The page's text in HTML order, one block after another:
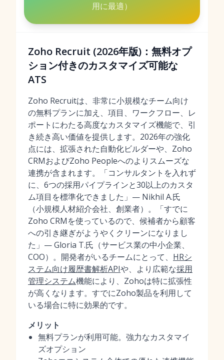
用に最適）
Zoho Recruit (2026年版)：無料オプ
ション付きのカスタマイズ可能な
ATS
Zoho Recruitは、非常に小規模なチーム向け
の無料プランに加え、項目、ワークフロー、レ
ポートにわたる高度なカスタマイズ機能で、引
き続き高い価値を提供します。2026年の強化
点には、拡張された自動化ビルダーや、Zoho
CRMおよびZoho Peopleへのよりスムーズな
連携が含まれます。「コンサルタントを入れず
に、6つの採用パイプラインと30以上のカスタ
ム項目を標準化できました」— Nikhil A.氏
（小規模人材紹介会社、創業者）。「すでに
Zoho CRMを使っているので、候補者から顧客
への引き継ぎがようやくクリーンになりまし
た」— Gloria T.氏（サービス業の中小企業、
COO）。開発者がいるチームにとって、 HRシ
ステム向け履歴書解析APIや、より広範な採用
管理システム機能により、Zohoは特に拡張性
が高くなります。すでにZoho製品を利用して
いる場合に特に効果的です。
メリット
無料プランが利用可能。強力なカスタマイ
ズオプション